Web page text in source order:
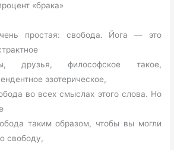
«брака»
простая: свобода. Йога — это
друзья, философское такое,
эзотерическое,
во всех смыслах этого слова. Но
таким образом, чтобы вы могли
свободу,